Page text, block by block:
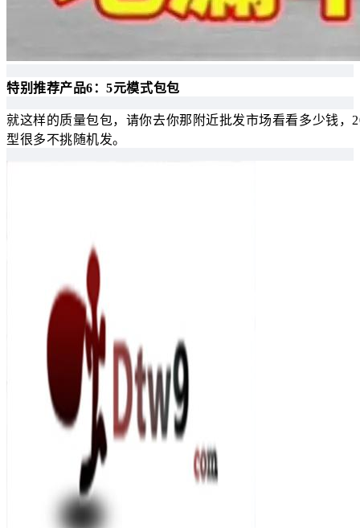
特别推荐产品6：5元模式包包
就这样的质量包包，请你去你那附近批发市场看看多少钱
型很多不挑随机发。